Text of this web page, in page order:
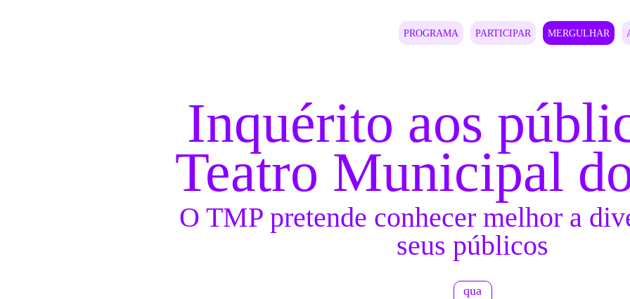
PROGRAMA PARTICIPAR MERGULHAR
Inquérito aos
Teatro Municipal
O TMP pretende conhecer melhor a
seus públicos
qua